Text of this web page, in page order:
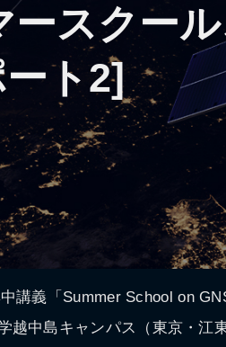
スクール
ト2]
講義「Summer School on
越中島キャンパス（東京・江